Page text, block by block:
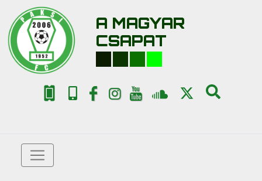
A MAGYAR
CSAPAT